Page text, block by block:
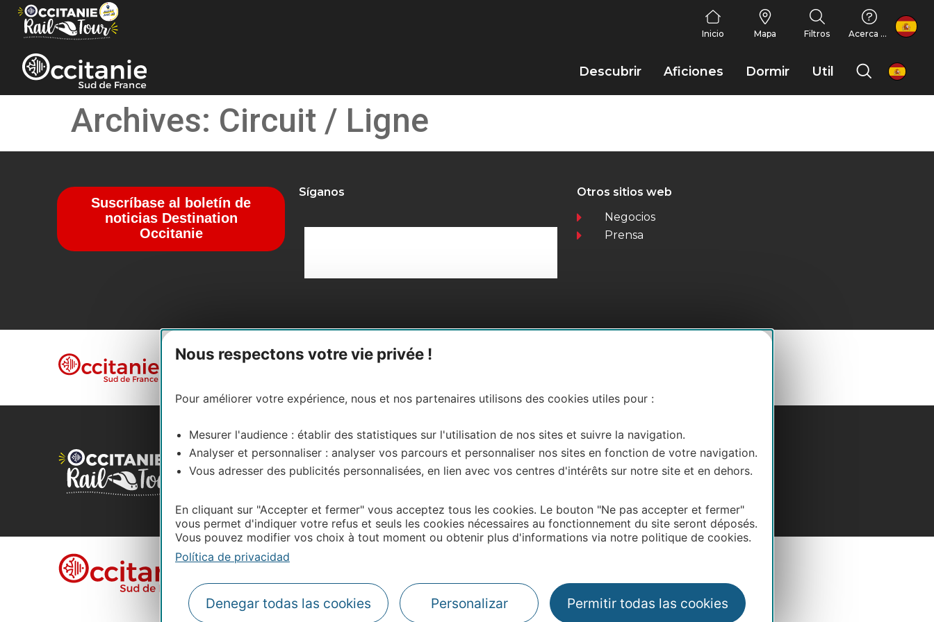
Panel de gestión de cookies
Nous respectons votre vie privée !
Pour améliorer votre expérience, nous et nos partenaires utilisons des cookies utiles pour :
Mesurer l'audience : établir des statistiques sur l'utilisation de nos sites et suivre la navigation.
Analyser et personnaliser : analyser vos parcours et personnaliser nos sites en fonction de votre navigation.
Vous adresser des publicités personnalisées, en lien avec vos centres d'intérêts sur notre site et en dehors.
En cliquant sur "Accepter et fermer" vous acceptez tous les cookies. Le bouton "Ne pas accepter et fermer"
vous permet d'indiquer votre refus et seuls les cookies nécessaires au fonctionnement du site seront déposés.
Vous pouvez modifier vos choix à tout moment ou obtenir plus d'informations via notre politique de cookies.
Política de privacidad
Denegar todas las cookies Personalizar Permitir todas las cookies
Inicio Mapa Filtros Acerca de nosotros
FR
Descubrir Aficiones Dormir Util es
Archives: Circuit / Ligne
Suscríbase al boletín de
noticias Destination
Occitanie
Síganos
Otros sitios web
Negocios
Prensa
Aviso legal
Política de privacidad
#VisitOccitanie